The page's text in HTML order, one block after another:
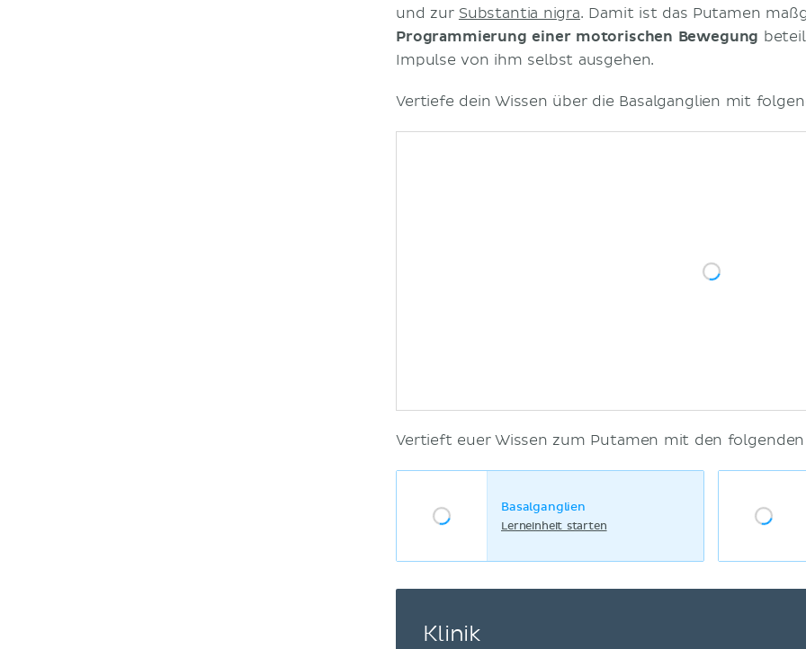
und zur Substantia nigra. Damit ist das Putamen
Programmierung einer motorischen Bewegung
Impulse von ihm selbst ausgehen.
Vertiefe dein Wissen über die Basalganglien mit
Vertieft euer Wissen zum Putamen mit den
Basalganglien
Lerneinheit starten
Klinik